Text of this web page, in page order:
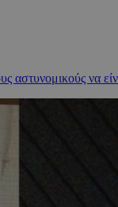
αστυνομικούς να